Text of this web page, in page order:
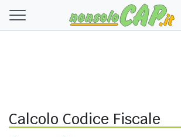
Calcolo Codice Fiscale